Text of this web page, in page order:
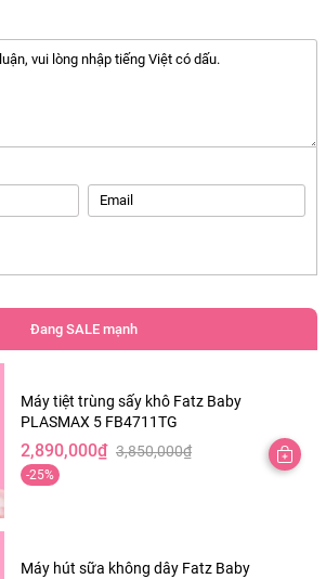
Đang SALE mạnh
Máy tiệt trùng sấy khô Fatz Baby
PLASMAX 5 FB4711TG
3,850,000₫
Giá
gốc
2,890,000₫
Giá
hiện
2,890,000₫.
-25%
Máy hút sữa không dây Fatz Baby